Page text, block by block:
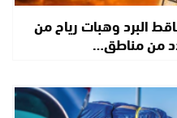
البرد وهبات رياح من
من مناطق…